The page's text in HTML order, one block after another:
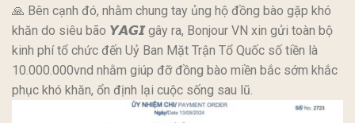
🙏 Bên cạnh đó, nhằm chung tay ủng hộ đồng bào gặp khó
khăn do siêu bão 𝙔𝘼𝙂𝙄 gây ra, Bonjour VN xin gửi toàn bộ
kinh phí tổ chức đến Uỷ Ban Mặt Trận Tổ Quốc số tiền là
10.000.000vnd nhằm giúp đỡ đồng bào miền bắc sớm khắc
phục khó khăn, ổn định lại cuộc sống sau lũ.